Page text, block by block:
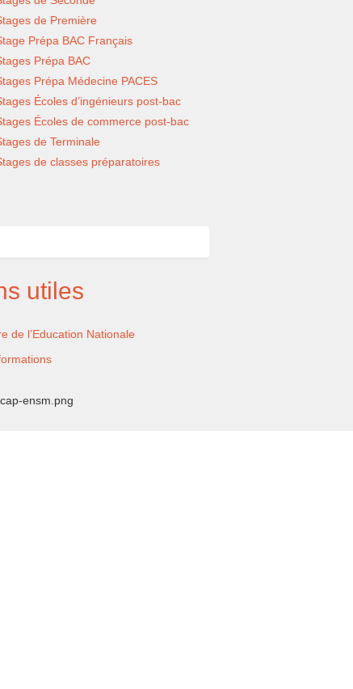
de Première
Prépa BAC Français
Prépa BAC
Prépa Médecine PACES
Écoles d’ingénieurs post-bac
Écoles de commerce post-bac
de Terminale
de classes préparatoires
utiles
de l’Education Nationale